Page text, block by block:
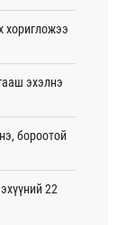
хоригложээ
эхэлнэ
бороотой
22